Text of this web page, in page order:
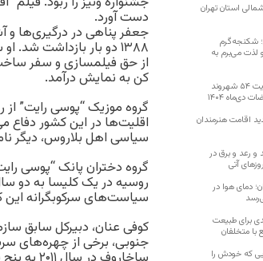
دست آورد.
جعفر پناهی در درگیری‌ها و
۱۳۸۸ دو بار بازداشت
از حق فیلمسازی و سفر
کن به نمایش درآمد.
گروه موزیک “پوسی رایت”
اقلیت‌ها در این کشور دفاع
سیاسی اهل بلاروس، دیگر
گروه دختران پانک “پوسی
روسیه در یک کلیسا به دو
سیاست‌های سرکوبگرانه
کوفی عنان، دبیرکل سابق
جنوبی، برخی از چهره‌های
استان تهران
شکنجه‌گرم
لذت می‌برم به
زندان اردبیل؛ احراز هویت ۵۴ شهروند
دی‌ماه ۱۴۰۴
اقامت هنرمندان
و رعد و برق در
آتی
دمای هوا در
برای طبیعت
با متخلفان
که خودش را